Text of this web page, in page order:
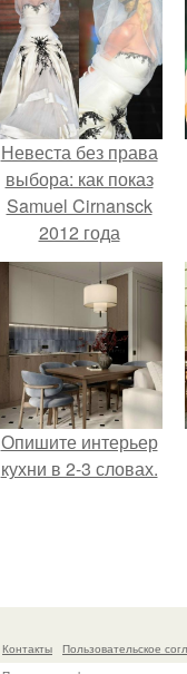
Невеста без права
выбора: как показ
Samuel Cirnansck
2012 года
превратил подиум
в манифест против
принуждения.
Опишите интерьер
кухни в 2-3 словах.
Контакты
Пользовательское